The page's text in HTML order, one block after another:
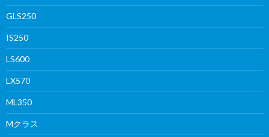
GLS250
IS250
LS600
LX570
ML350
Mクラス